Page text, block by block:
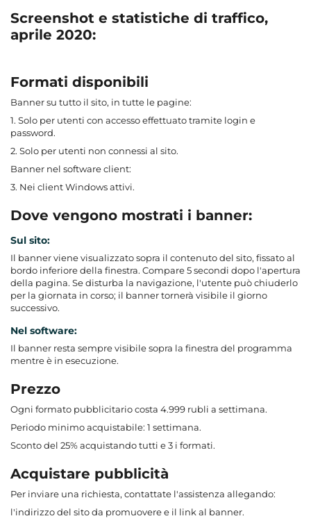
Screenshot e statistiche di traffico,
aprile 2020:
Formati disponibili
Banner su tutto il sito, in tutte le pagine:
1. Solo per utenti con accesso effettuato tramite login e
password.
2. Solo per utenti non connessi al sito.
Banner nel software client:
3. Nei client Windows attivi.
Dove vengono mostrati i banner:
Sul sito:
Il banner viene visualizzato sopra il contenuto del sito, fissato al
bordo inferiore della finestra. Compare 5 secondi dopo l'apertura
della pagina. Se disturba la navigazione, l'utente può chiuderlo
per la giornata in corso; il banner tornerà visibile il giorno
successivo.
Nel software:
Il banner resta sempre visibile sopra la finestra del programma
mentre è in esecuzione.
Prezzo
Ogni formato pubblicitario costa 4.999 rubli a settimana.
Periodo minimo acquistabile: 1 settimana.
Sconto del 25% acquistando tutti e 3 i formati.
Acquistare pubblicità
Per inviare una richiesta, contattate l'assistenza allegando:
l'indirizzo del sito da promuovere e il link al banner.